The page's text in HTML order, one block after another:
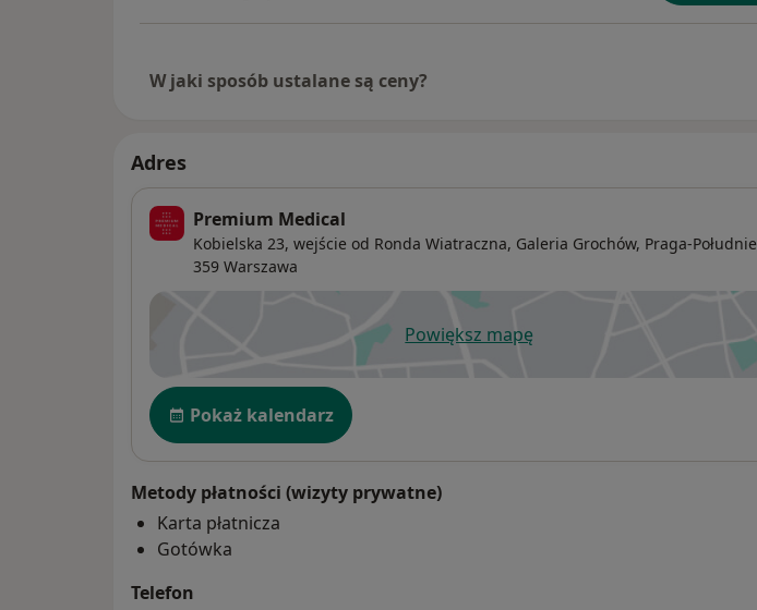
W jaki sposób ustalane są ceny?
Adres
Premium Medical
Kobielska 23, wejście od Ronda Wiatraczna, Galeria Grochów, Praga-Południe
359 Warszawa
Powiększ mapęotwiera się w nowej karcie
Dostępność
Pokaż kalendarz
Metody płatności (wizyty prywatne)
Karta płatnicza
Gotówka
Telefon